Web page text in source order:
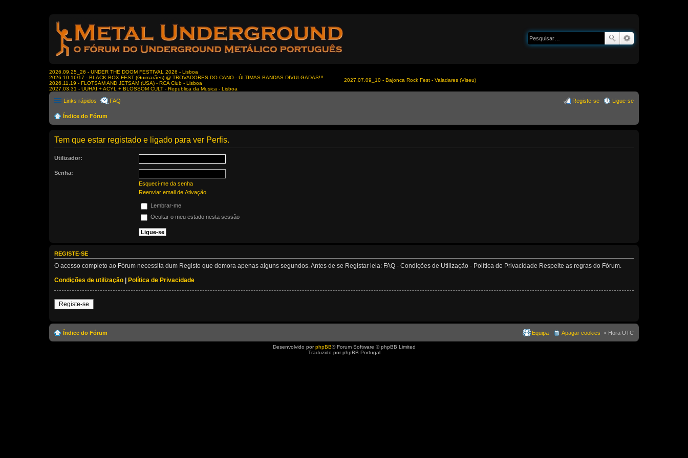
2026.09.25_26 - UNDER THE DOOM FESTIVAL 2026 - Lisboa
2026.10.16/17 - BLACK BOX FEST (Guimarães) @ TROVADORES DO CANO - ÚLTIMAS BANDAS DIVULGADAS!!!
2026.11.19 - FLOTSAM AND JETSAM (USA) - RCA Club - Lisboa
2027.03.31 - UUHAI + ACYL + BLOSSOM CULT - Republica da Musica - Lisboa
2027.07.09_10 - Bajonca Rock Fest - Valadares (Viseu)
Links rápidos FAQ Ligue-se
Registe-se
Índice do Fórum
Tem que estar registado e ligado para ver Perfis.
Utilizador:
Senha:
Esqueci-me da senha
Reenviar email de Ativação
Lembrar-me
Ocultar o meu estado nesta sessão
REGISTE-SE
O acesso completo ao Fórum necessita dum Registo que demora apenas alguns segundos. Antes de se Registar leia: FAQ - Condições de Utilização - Política de Privacidade Respeite as regras do Fórum.
Condições de utilização | Política de Privacidade
Registe-se
Índice do Fórum Hora UTC
Apagar cookies
Equipa
Desenvolvido porphpBB® Forum Software © phpBB Limited
Traduzido por phpBB Portugal